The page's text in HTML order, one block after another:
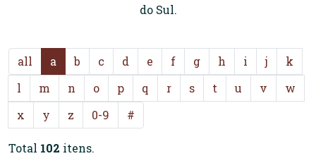
do Sul.
all a b c d e f g h i j
k
l
m n o p q r s t u v
w
x
y z 0-9 #
Total 102 itens.